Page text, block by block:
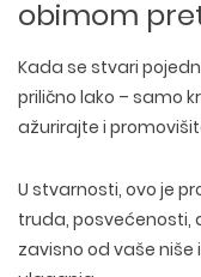
obimom
Kada se stvari
prilično lako – samo
ažurirajte i
U stvarnosti, ovo je
truda, posvećenosti,
zavisno od vaše